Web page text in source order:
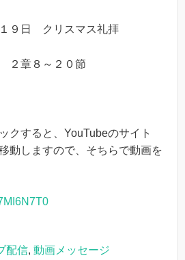
９日 クリスマス礼拝
２章８～２０節
クすると、YouTubeのサイト
動しますので、そちらで動画を
配信, 動画メッセージ